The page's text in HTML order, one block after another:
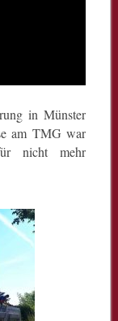
in Münster
am TMG war
nicht mehr